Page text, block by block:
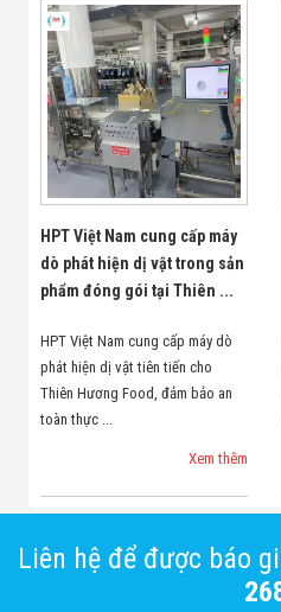
HPT Việt Nam cung cấp máy
dò phát hiện dị vật trong sản
phẩm đóng gói tại Thiên ...
HPT Việt Nam cung cấp máy dò
phát hiện dị vật tiên tiến cho
Thiên Hương Food, đảm bảo an
toàn thực ...
Xem thêm
Liên hệ để được báo